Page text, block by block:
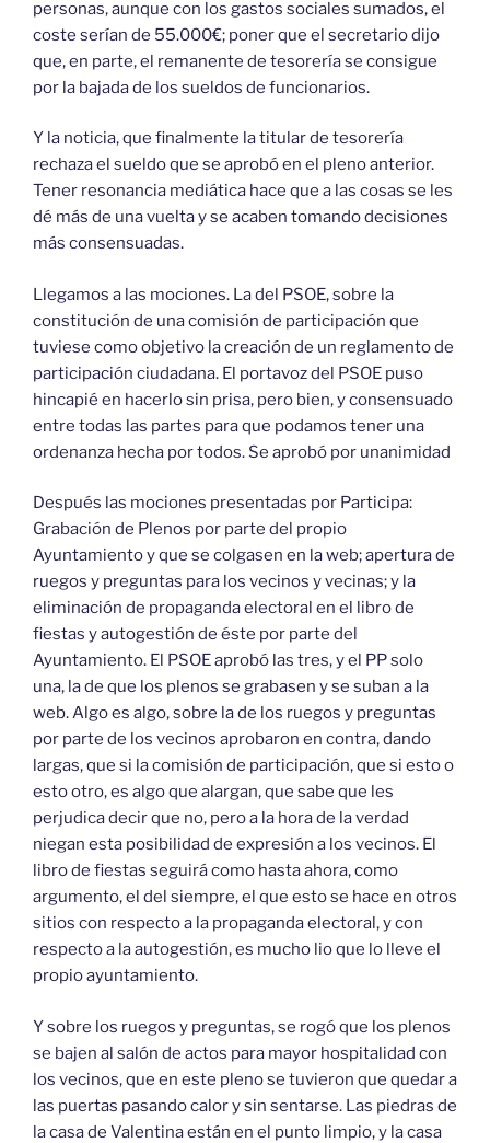
personas, aunque con los gastos sociales sumados, el
coste serían de 55.000€; poner que el secretario dijo
que, en parte, el remanente de tesorería se consigue
por la bajada de los sueldos de funcionarios.
Y la noticia, que finalmente la titular de tesorería
rechaza el sueldo que se aprobó en el pleno anterior.
Tener resonancia mediática hace que a las cosas se les
dé más de una vuelta y se acaben tomando decisiones
más consensuadas.
Llegamos a las mociones. La del PSOE, sobre la
constitución de una comisión de participación que
tuviese como objetivo la creación de un reglamento de
participación ciudadana. El portavoz del PSOE puso
hincapié en hacerlo sin prisa, pero bien, y consensuado
entre todas las partes para que podamos tener una
ordenanza hecha por todos. Se aprobó por unanimidad
Después las mociones presentadas por Participa:
Grabación de Plenos por parte del propio
Ayuntamiento y que se colgasen en la web; apertura de
ruegos y preguntas para los vecinos y vecinas; y la
eliminación de propaganda electoral en el libro de
fiestas y autogestión de éste por parte del
Ayuntamiento. El PSOE aprobó las tres, y el PP solo
una, la de que los plenos se grabasen y se suban a la
web. Algo es algo, sobre la de los ruegos y preguntas
por parte de los vecinos aprobaron en contra, dando
largas, que si la comisión de participación, que si esto o
esto otro, es algo que alargan, que sabe que les
perjudica decir que no, pero a la hora de la verdad
niegan esta posibilidad de expresión a los vecinos. El
libro de fiestas seguirá como hasta ahora, como
argumento, el del siempre, el que esto se hace en otros
sitios con respecto a la propaganda electoral, y con
respecto a la autogestión, es mucho lio que lo lleve el
propio ayuntamiento.
Y sobre los ruegos y preguntas, se rogó que los plenos
se bajen al salón de actos para mayor hospitalidad con
los vecinos, que en este pleno se tuvieron que quedar a
las puertas pasando calor y sin sentarse. Las piedras de
la casa de Valentina están en el punto limpio, y la casa